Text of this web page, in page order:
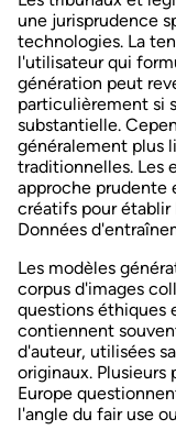
une jurisprudence
technologies. La
l'utilisateur qui
génération peut
particulièrement si
substantielle.
généralement plus
traditionnelles. Les
approche prudente
créatifs pour établir
Données
Les modèles
corpus d'images
questions éthiques
contiennent
d'auteur, utilisées
originaux. Plusieurs
Europe
l'angle du fair use